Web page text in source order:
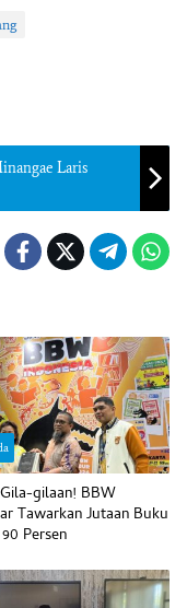
Laris
gilaan! BBW
Tawarkan Jutaan Buku
Persen